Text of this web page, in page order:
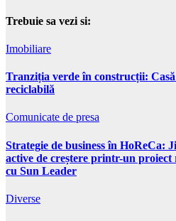
Trebuie sa vezi si:
Imobiliare
Tranziția verde în construcții:
reciclabilă
Comunicate de presa
Strategie de business în HoReCa:
active de creștere printr-un
cu Sun Leader
Diverse